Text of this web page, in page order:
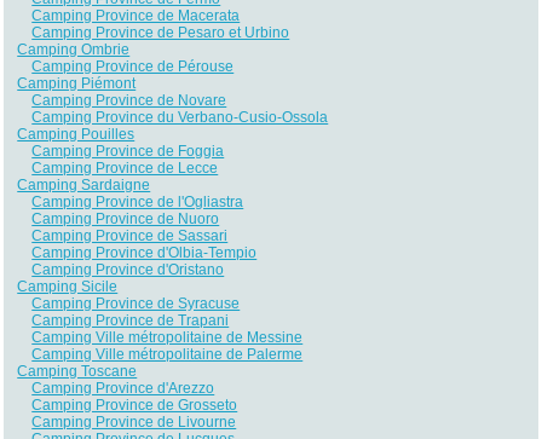
Camping Province de Macerata
Camping Province de Pesaro et Urbino
Camping Ombrie
Camping Province de Pérouse
Camping Piémont
Camping Province de Novare
Camping Province du Verbano-Cusio-Ossola
Camping Pouilles
Camping Province de Foggia
Camping Province de Lecce
Camping Sardaigne
Camping Province de l'Ogliastra
Camping Province de Nuoro
Camping Province de Sassari
Camping Province d'Olbia-Tempio
Camping Province d'Oristano
Camping Sicile
Camping Province de Syracuse
Camping Province de Trapani
Camping Ville métropolitaine de Messine
Camping Ville métropolitaine de Palerme
Camping Toscane
Camping Province d'Arezzo
Camping Province de Grosseto
Camping Province de Livourne